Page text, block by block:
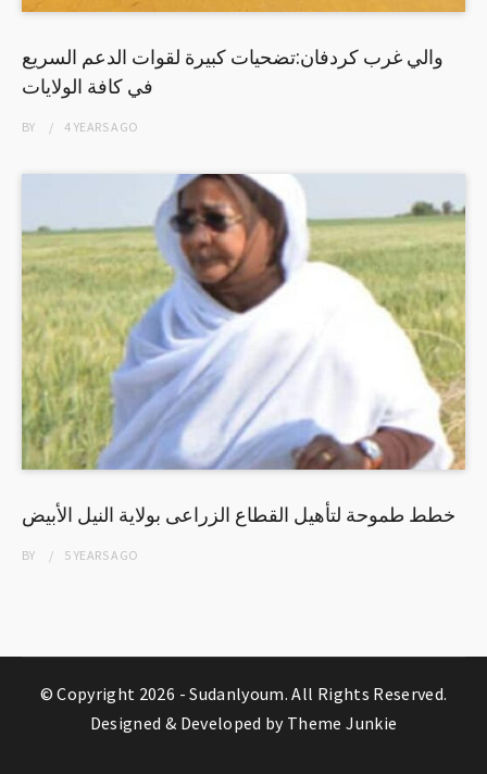
والي غرب كردفان:تضحيات كبيرة لقوات الدعم السريع
في كافة الولايات
BY 4 YEARSAGO
خطط طموحة لتأهيل القطاع الزراعى بولاية النيل الأبيض
BY 5 YEARSAGO
© Copyright 2026 -Sudanlyoum. All Rights Reserved.
Designed & Developed by Theme Junkie